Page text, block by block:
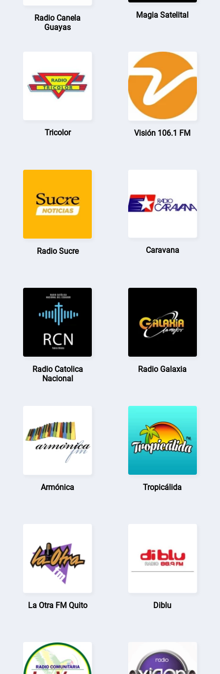
Radio Canela
Guayas
Magia Satelital
Tricolor Visión 106.1 FM
Radio Sucre Caravana
Radio Catolica
Nacional
Radio Galaxia
Armónica Tropicálida
La Otra FM Quito Diblu